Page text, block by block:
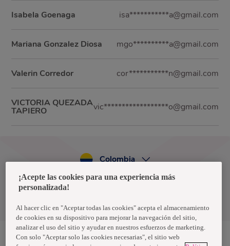
Isabela Goenaga isa***********a@gmail.com
Mariana Gonzalez Diosa mgo**********a@gmail.com
Valerin Corredor cor***********n@gmail.com
VICTORIA QUEZADA
TAPIERO vic******************o@gmail.com
Política de privacidad de datos
Colombia
¡Acepte las cookies para una experiencia más
personalizada!
Al hacer clic en "Aceptar todas las cookies" acepta el almacenamiento
de cookies en su dispositivo para mejorar la navegación del sitio,
analizar el uso del sitio y ayudar en nuestros esfuerzos de marketing.
Con solo "Aceptar solo las cookies necesarias", el sitio web